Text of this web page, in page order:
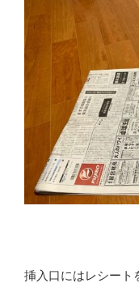
挿入口にはレシート